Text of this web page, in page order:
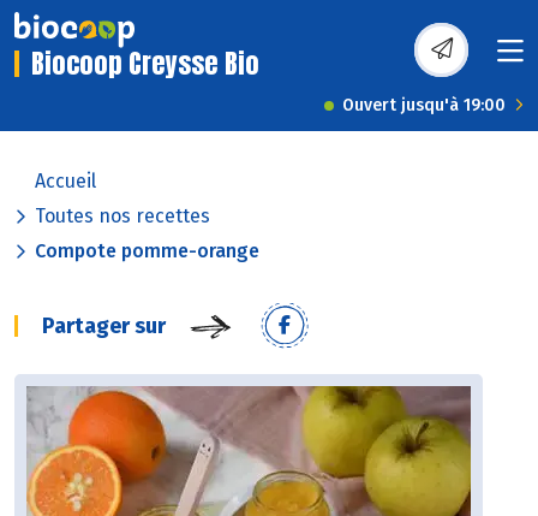
Biocoop Creysse Bio
Ouvert jusqu'à 19:00
Accueil
Toutes nos recettes
Compote pomme-orange
Partager sur